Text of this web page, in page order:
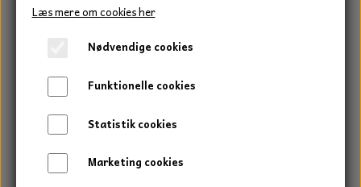
KILEREMME
LEJER
PAKDÅSER
LÅSERINGE
BEFÆSTELSE
HAVE/PARK
UNIVERSALE REMME TIL PLÆNEKLIPPER OG
HAVETRAKTOR
TRAKTOR/ENTREPRENØR
Læs mere om cookies her
Nødvendige cookies
Funktionelle cookies
Statistik cookies
Marketing cookies